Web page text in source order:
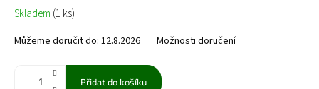
Měrná
cena:
Skladem (1 ks)
Můžeme doručit do: 12.8.2026 Možnosti doručení
Přidat do košíku